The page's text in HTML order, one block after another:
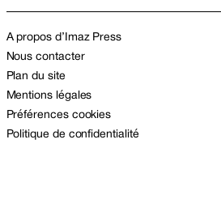
A propos d’Imaz Press
Nous contacter
Plan du site
Mentions légales
Préférences cookies
Politique de confidentialité